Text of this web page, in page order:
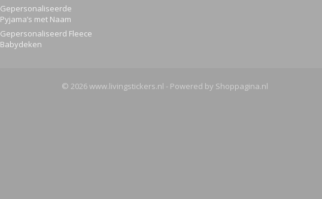
Gepersonaliseerde
Pyjama’s met Naam
Gepersonaliseerd Fleece
Babydeken
© 2026 www.livingstickers.nl - Powered by Shoppagina.nl